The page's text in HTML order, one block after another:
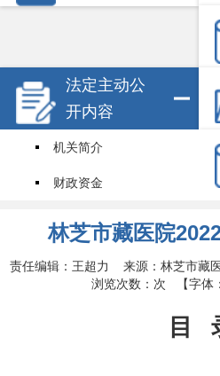
法定主动公
开内容
机关简介
财政资金
试点领域基层政务公开标准目录
林芝市藏医院
责任编辑：王超力 来源：林芝市
浏览次数： 次 【字体：
目